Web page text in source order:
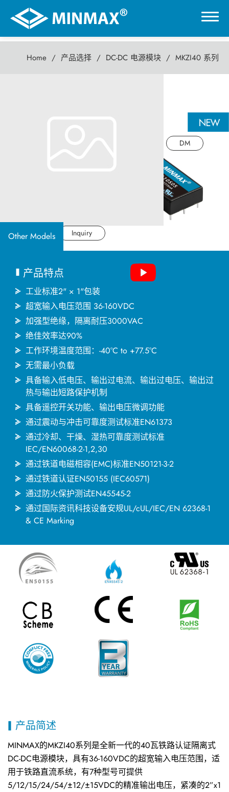
Home 产品选择 DC-DC 电源模块 MKZI40 系列
Other Models
DM
Datasheet Inquiry
产品特点
工业标准2" × 1"包装
超宽输入电压范围 36-160VDC
加强型绝缘，隔离耐压3000VAC
绝佳效率达90%
工作环境温度范围：-40°C to +77.5°C
无需最小负载
具备输入低电压、输出过电流、输出过电压、输出过
热与输出短路保护机制
具备遥控开关功能、输出电压微调功能
通过震动与冲击可靠度测试标准EN61373
通过冷却、干燥、湿热可靠度测试标准
IEC/EN60068-2-1,2,30
通过铁道电磁相容(EMC)标准EN50121-3-2
通过铁道认证EN50155 (IEC60571)
通过防火保护测试EN45545-2
通过国际资讯科技设备安规UL/cUL/IEC/EN 62368-1
& CE Marking
产品简述
MINMAX的MKZI40系列是全新一代的40瓦铁路认证隔离式
DC-DC电源模块，具有36-160VDC的超宽输入电压范围，适
用于铁路直流系统，有7种型号可提供
5/12/15/24/54/±12/±15VDC的精准输出电压，紧凑的2”x1
0
DC-DC 电源模块
应用产业
关于捷拓
新闻中心
联络我们
繁體中文 English
日本语 한국어